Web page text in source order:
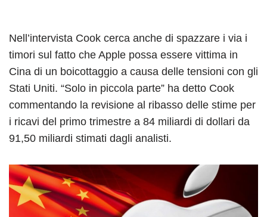
Nell’intervista Cook cerca anche di spazzare i via i
timori sul fatto che Apple possa essere vittima in
Cina di un boicottaggio a causa delle tensioni con gli
Stati Uniti. “Solo in piccola parte” ha detto Cook
commentando la revisione al ribasso delle stime per
i ricavi del primo trimestre a 84 miliardi di dollari da
91,50 miliardi stimati dagli analisti.